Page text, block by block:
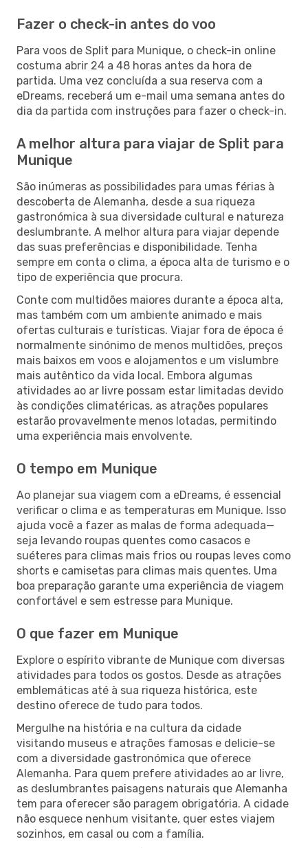
Fazer o check-in antes do voo
Para voos de Split para Munique, o check-in online
costuma abrir 24 a 48 horas antes da hora de
partida. Uma vez concluída a sua reserva com a
eDreams, receberá um e-mail uma semana antes do
dia da partida com instruções para fazer o check-in.
A melhor altura para viajar de Split para
Munique
São inúmeras as possibilidades para umas férias à
descoberta de Alemanha, desde a sua riqueza
gastronómica à sua diversidade cultural e natureza
deslumbrante. A melhor altura para viajar depende
das suas preferências e disponibilidade. Tenha
sempre em conta o clima, a época alta de turismo e o
tipo de experiência que procura.
Conte com multidões maiores durante a época alta,
mas também com um ambiente animado e mais
ofertas culturais e turísticas. Viajar fora de época é
normalmente sinónimo de menos multidões, preços
mais baixos em voos e alojamentos e um vislumbre
mais autêntico da vida local. Embora algumas
atividades ao ar livre possam estar limitadas devido
às condições climatéricas, as atrações populares
estarão provavelmente menos lotadas, permitindo
uma experiência mais envolvente.
O tempo em Munique
Ao planejar sua viagem com a eDreams, é essencial
verificar o clima e as temperaturas em Munique. Isso
ajuda você a fazer as malas de forma adequada—
seja levando roupas quentes como casacos e
suéteres para climas mais frios ou roupas leves como
shorts e camisetas para climas mais quentes. Uma
boa preparação garante uma experiência de viagem
confortável e sem estresse para Munique.
O que fazer em Munique
Explore o espírito vibrante de Munique com diversas
atividades para todos os gostos. Desde as atrações
emblemáticas até à sua riqueza histórica, este
destino oferece de tudo para todos.
Mergulhe na história e na cultura da cidade
visitando museus e atrações famosas e delicie-se
com a diversidade gastronómica que oferece
Alemanha. Para quem prefere atividades ao ar livre,
as deslumbrantes paisagens naturais que Alemanha
tem para oferecer são paragem obrigatória. A cidade
não esquece nenhum visitante, quer estes viajem
sozinhos, em casal ou com a família.